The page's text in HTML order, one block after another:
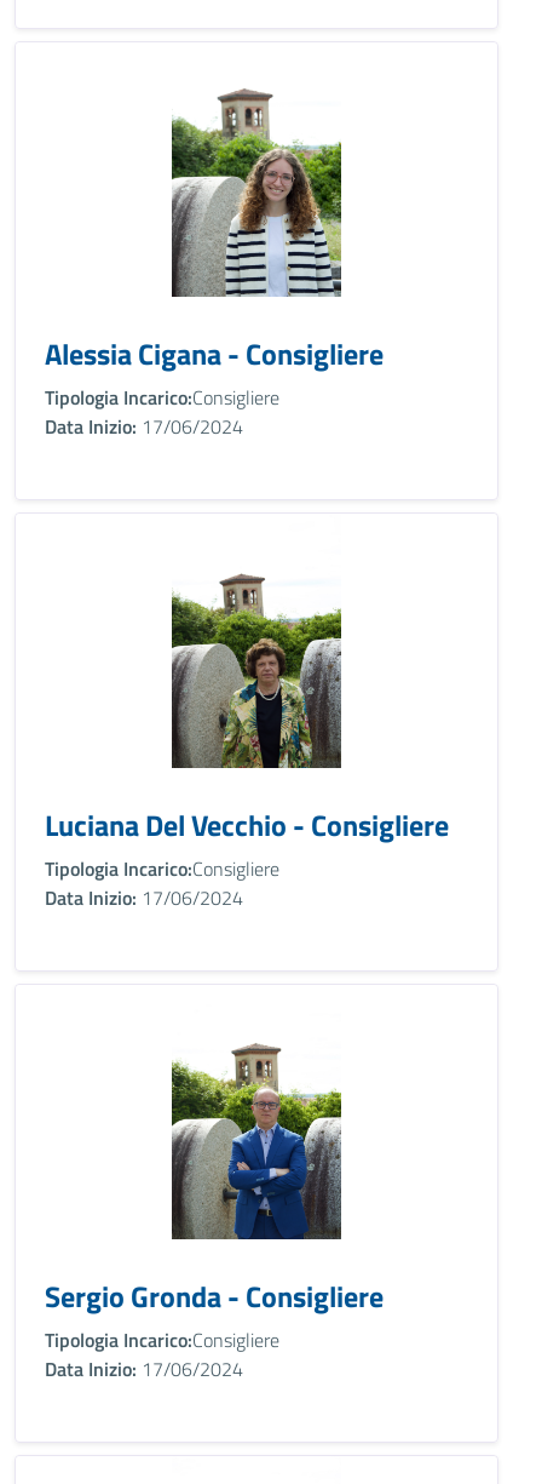
Alessia Cigana - Consigliere
Tipologia Incarico:Consigliere
Data Inizio: 17/06/2024
Luciana Del Vecchio - Consigliere
Tipologia Incarico:Consigliere
Data Inizio: 17/06/2024
Sergio Gronda - Consigliere
Tipologia Incarico:Consigliere
Data Inizio: 17/06/2024